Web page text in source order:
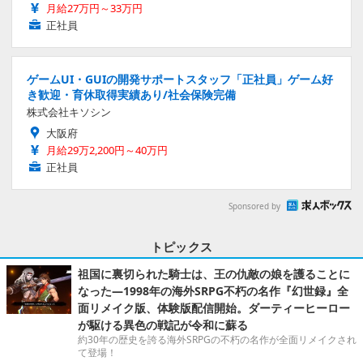
月給27万円～33万円
正社員
ゲームUI・GUIの開発サポートスタッフ「正社員」ゲーム好
き歓迎・育休取得実績あり/社会保険完備
株式会社キソシン
大阪府
月給29万2,200円～40万円
正社員
Sponsored by
トピックス
祖国に裏切られた騎士は、王の仇敵の娘を護ることに
なった―1998年の海外SRPG不朽の名作『幻世録』全
面リメイク版、体験版配信開始。ダーティーヒーロー
が駆ける異色の戦記が令和に蘇る
約30年の歴史を誇る海外SRPGの不朽の名作が全面リメイクされ
て登場！